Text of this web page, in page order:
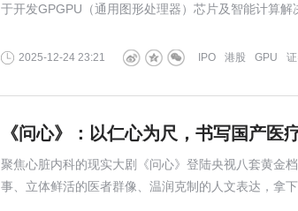
于开发GPGPU（通用图形处理器）芯片及智能计算解
2025-12-24 23:21 GPU
港股
IPO
《问心》：以仁心为尺，书写国产医
聚焦心脏内科的现实大剧《问心》登陆央视八套黄金
事、立体鲜活的医者群像、温润克制的人文表达，拿